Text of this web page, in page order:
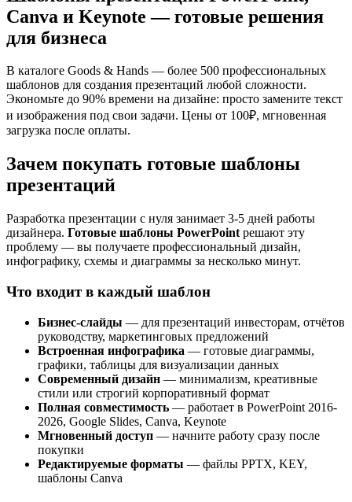
Canva и Keynote — готовые решения
для бизнеса
В каталоге Goods & Hands — более 500 профессиональных
шаблонов для создания презентаций любой сложности.
Экономьте до 90% времени на дизайне: просто замените текст
и изображения под свои задачи. Цены от 100₽, мгновенная
загрузка после оплаты.
Зачем покупать готовые шаблоны
презентаций
Разработка презентации с нуля занимает 3-5 дней работы
дизайнера. Готовые шаблоны PowerPoint решают эту
проблему — вы получаете профессиональный дизайн,
инфографику, схемы и диаграммы за несколько минут.
Что входит в каждый шаблон
Бизнес-слайды — для презентаций инвесторам, отчётов
руководству, маркетинговых предложений
Встроенная инфографика — готовые диаграммы,
графики, таблицы для визуализации данных
Современный дизайн — минимализм, креативные
стили или строгий корпоративный формат
Полная совместимость — работает в PowerPoint 2016-
2026, Google Slides, Canva, Keynote
Мгновенный доступ — начните работу сразу после
покупки
Редактируемые форматы — файлы PPTX, KEY,
шаблоны Canva